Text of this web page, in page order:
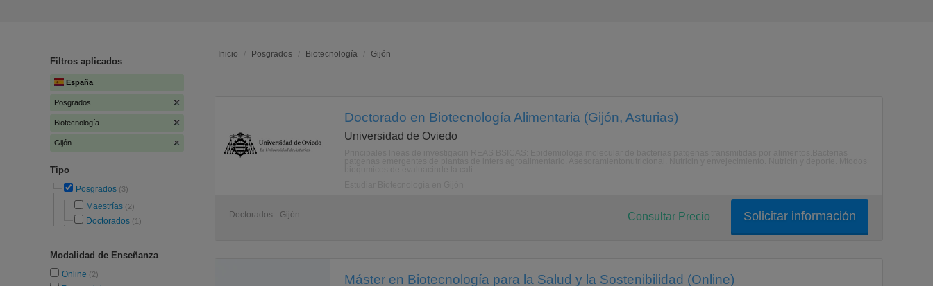
Filtros aplicados
España
Posgrados
Biotecnología
Gijón
Tipo
Posgrados (3)
Maestrías (2)
Doctorados (1)
Modalidad de Enseñanza
Online (2)
Inicio / Posgrados / Biotecnología / Gijón
Doctorado en Biotecnología Alimentaria (Gijón, Asturias)
Universidad de Oviedo
Doctorados - Gijón Solicitar información
Consultar Precio
Máster en Biotecnología para la Salud y la Sostenibilidad (Online)